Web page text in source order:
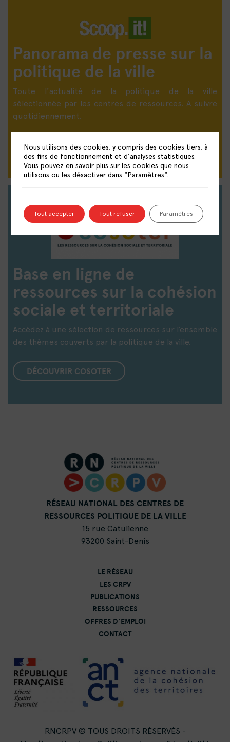
Panorama de presse sur la
politique de la ville
Toute l'actualité de la politique de la ville
sélectionnée par les centres de ressources. A suivre
quotidiennement.
DÉCOUVRIR LE PANORAMA DE PRESSE
Base en ligne de
ressources sur la cohésion
sociale et territoriale
Accédez à une sélection de ressources sur l’ensemble
des thèmes couverts par la politique de la ville.
DÉCOUVRIR COSOTER
RÉSEAU NATIONAL DES CENTRES DE
RESSOURCES POLITIQUE DE LA VILLE
15 rue Catulienne
93200 Saint-Denis
LE RÉSEAU
LES CRPV
PUBLICATIONS
RESSOURCES
OFFRES D’EMPLOI
CONTACT
RNCRPV © TOUS DROITS RÉSERVÉS -
Nous utilisons des cookies, y compris des cookies tiers, à
des fins de fonctionnement et d’analyses statistiques.
Vous pouvez en savoir plus sur les cookies que nous
utilisons ou les désactiver dans "Paramètres".
Tout accepter Tout refuser Paramètres